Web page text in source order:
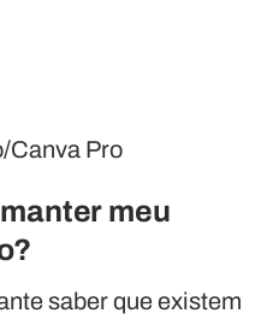
Canva Pro
meu
saber que existem